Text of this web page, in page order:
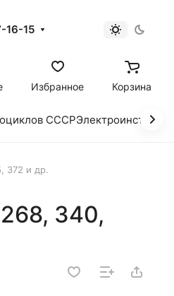
16-15
Избранное Корзина
СССР
372 и др.
340,